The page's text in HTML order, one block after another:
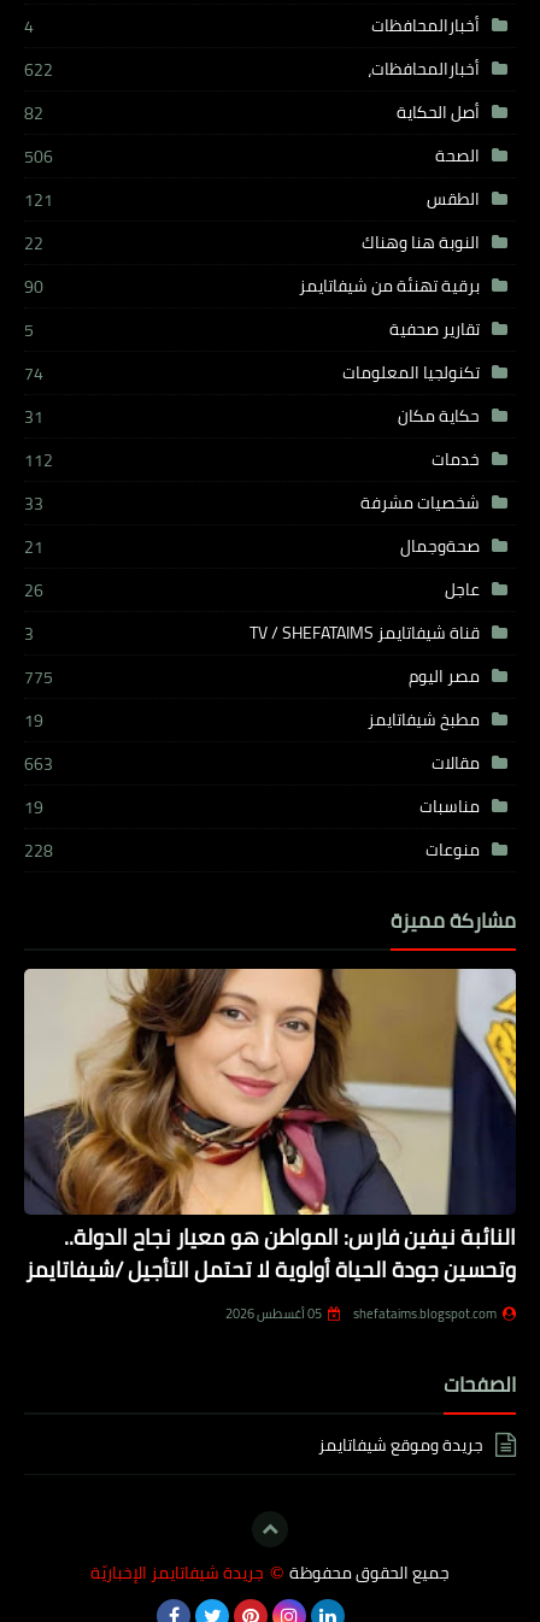
أخبارالمحافظات
4
أخبارالمحافظات،
622
أصل الحكاية
82
الصحة
506
الطقس
121
النوبة هنا وهناك
22
برقية تهنئة من شيفاتايمز
90
تقارير صحفية
5
تكنولجيا المعلومات
74
حكاية مكان
31
خدمات
112
شخصيات مشرفة
33
صحةوجمال
21
عاجل
26
قناة شيفاتايمز TV / SHEFATAIMS
3
مصر اليوم
775
مطبخ شيفاتايمز
19
مقالات
663
مناسبات
19
منوعات
228
مشاركة مميزة
النائبة نيفين فارس: المواطن هو معيار نجاح الدولة..
وتحسين جودة الحياة أولوية لا تحتمل التأجيل /شيفاتايمز
shefataims.blogspot.com 05 أغسطس 2026
الصفحات
جريدة وموقع شيفاتايمز
جميع الحقوق محفوظة © جريدة شيفاتايمز الإخباريّة